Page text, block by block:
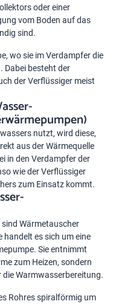
oder einer
vom Boden auf das
sind.
wo sie im Verdampfer die
Dabei besteht der
der Verflüssiger meist
nutzt, wird diese,
aus der Wärmequelle
in den Verdampfer der
wie der Verflüssiger
zum Einsatz kommt.
Wärmetauscher
handelt es sich um eine
Sie entnimmt
zum Heizen, sondern
Warmwasserbereitung.
Rohres spiralförmig um